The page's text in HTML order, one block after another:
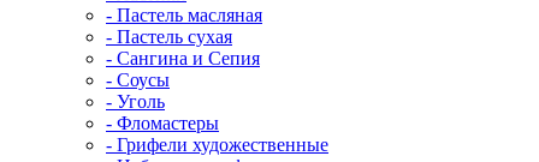
- Пастель масляная
- Пастель сухая
- Сангина и Сепия
- Соусы
- Уголь
- Фломастеры
- Грифели художественные